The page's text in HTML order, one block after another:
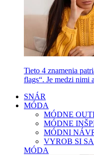
Tieto 4 znamenia
flags“. Je medzi nimi
SNÁR
MÓDA
MÓDNE
MÓDNE
MÓDNI
VYROB SI
MÓDA